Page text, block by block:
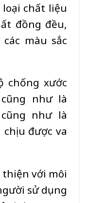
chất liệu
đồng đều,
màu sắc
chống xước
như là
như là
được va
với môi
sử dụng